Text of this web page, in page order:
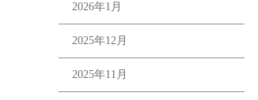
2026年1月
2025年12月
2025年11月